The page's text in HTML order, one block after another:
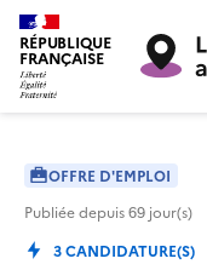
RÉPUBLIQUE
FRANÇAISE
OFFRE D'EMPLOI
Publiée depuis69 jour(s)
3CANDIDATURE(S)